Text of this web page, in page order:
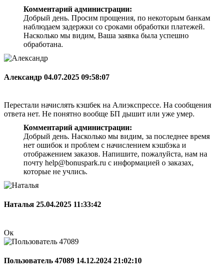
Комментарий администрации:
Добрый день. Просим прощения, по некоторым банкам
наблюдаем задержки со сроками обработки платежей.
Насколько мы видим, Ваша заявка была успешно
обработана.
Александр 04.07.2025 09:58:07
Перестали начислять кэшбек на Алиэкспрессе. На сообщения
ответа нет. Не понятно вообще БП дышит или уже умер.
Комментарий администрации:
Добрый день. Насколько мы видим, за последнее время
нет ошибок и проблем с начислением кэшбэка и
отображением заказов. Напишите, пожалуйста, нам на
почту help@bonuspark.ru с информацией о заказах,
которые не учлись.
Наталья 25.04.2025 11:33:42
Ок
Пользователь 47089 14.12.2024 21:02:10